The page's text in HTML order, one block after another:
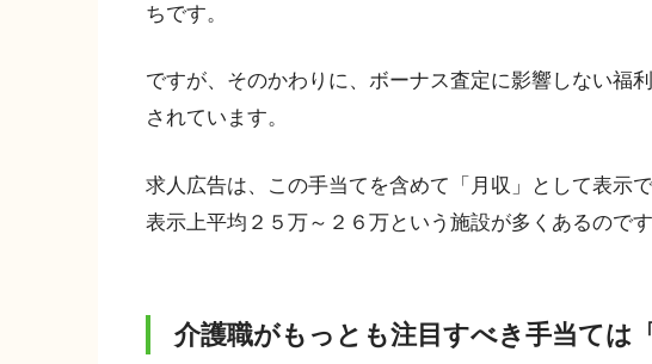
ちです。
ですが、そのかわりに、ボーナス査定に影響しない福
されています。
求人広告は、この手当てを含めて「月収」として表示
表示上平均２５万～２６万という施設が多くあるのです
介護職がもっとも注目すべき手当ては